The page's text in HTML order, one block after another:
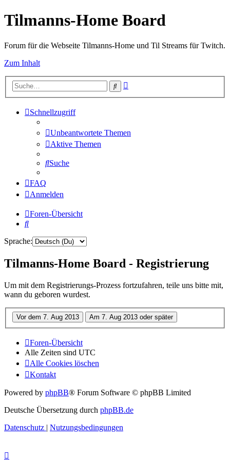
Tilmanns-Home Board
Forum für die Webseite Tilmanns-Home und Til Streams für Twitch.
Zum Inhalt
Suche
Schnellzugriff
Unbeantwortete Themen
Aktive Themen
Suche
FAQ
Anmelden
Foren-Übersicht
Suche
Sprache:
Tilmanns-Home Board - Registrierung
Um mit dem Registrierungs-Prozess fortzufahren, teile uns bitte mit,
wann du geboren wurdest.
Foren-Übersicht
Alle Zeiten sind UTC
Alle Cookies löschen
Kontakt
Powered by phpBB® Forum Software © phpBB Limited
Deutsche Übersetzung durch phpBB.de
Datenschutz | Nutzungsbedingungen